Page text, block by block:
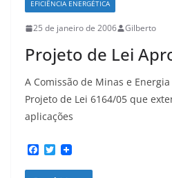
EFICIÊNCIA ENERGÉTICA
25 de janeiro de 2006 Gilberto
Projeto de Lei
A Comissão de Minas e
Projeto de Lei 6164/05 que
aplicações
c
T
i